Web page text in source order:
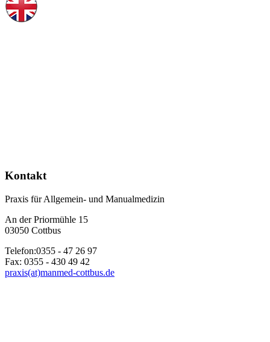
Kontakt
Praxis für Allgemein- und Manualmedizin
An der Priormühle 15
03050 Cottbus
Telefon:0355 - 47 26 97
Fax: 0355 - 430 49 42
praxis(at)manmed-cottbus.de